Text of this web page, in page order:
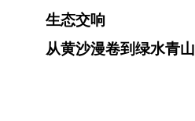
生态交响
从黄沙漫卷到绿水青山